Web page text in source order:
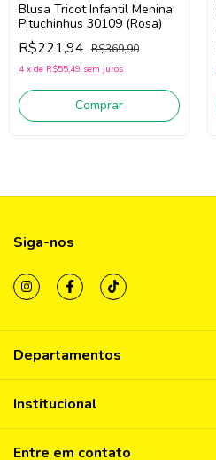
Blusa Tricot Infantil Menina
Pituchinhus 30109 (Rosa)
R$221,94 R$369,90
4 x de R$55,49 sem juros
Comprar
Siga-nos
Departamentos
Institucional
Entre em contato